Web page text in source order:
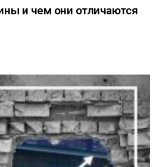
и чем они отличаются